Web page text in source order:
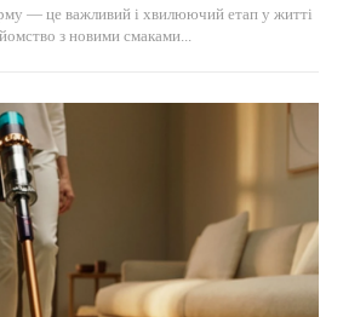
— це важливий і хвилюючий етап у житті
з новими смаками...